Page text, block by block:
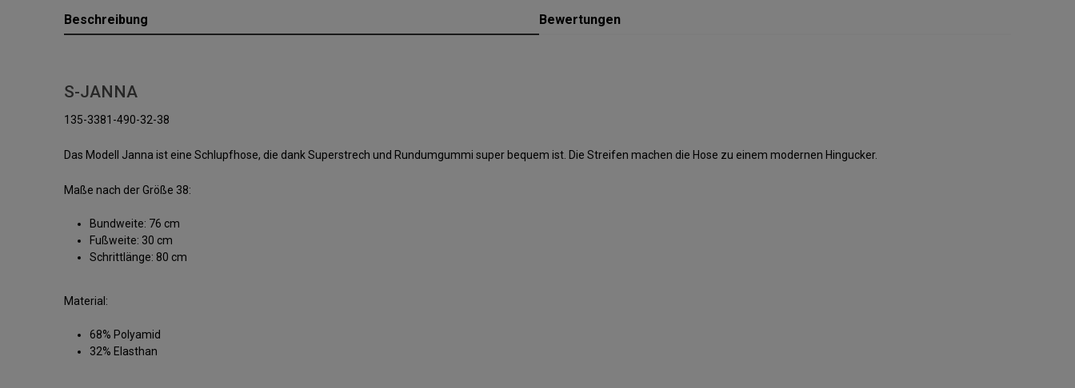
Beschreibung Bewertungen
S-JANNA
135-3381-490-32-38
Das Modell Janna ist eine Schlupfhose, die dank Superstrech und Rundumgummi super bequem ist. Die Streifen machen die Hose zu einem modernen Hingucker.
Maße nach der Größe 38:
Bundweite: 76 cm
Fußweite: 30 cm
Schrittlänge: 80 cm
Material:
68% Polyamid
32% Elasthan